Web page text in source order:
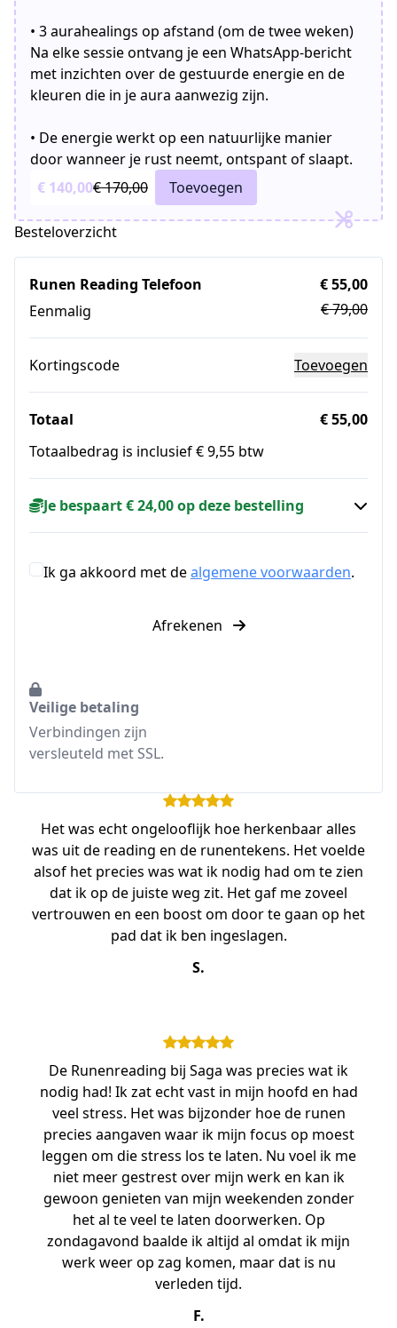
• 3 aurahealings op afstand (om de twee weken)
Na elke sessie ontvang je een WhatsApp-bericht
met inzichten over de gestuurde energie en de
kleuren die in je aura aanwezig zijn.
• De energie werkt op een natuurlijke manier
door wanneer je rust neemt, ontspant of slaapt.
€ 140,00€ 170,00 Toevoegen
Besteloverzicht
Runen Reading Telefoon
Eenmalig
€ 55,00
€ 79,00
Kortingscode Toevoegen
Totaal
€ 55,00
Totaalbedrag is inclusief € 9,55 btw
Je bespaart € 24,00 op deze bestelling
Ik ga akkoord met dealgemene voorwaarden.
Afrekenen
Veilige betaling
Verbindingen zijn
versleuteld met SSL.
Het was echt ongelooflijk hoe herkenbaar alles
was uit de reading en de runentekens. Het voelde
alsof het precies was wat ik nodig had om te zien
dat ik op de juiste weg zit. Het gaf me zoveel
vertrouwen en een boost om door te gaan op het
pad dat ik ben ingeslagen.
S.
De Runenreading bij Saga was precies wat ik
nodig had! Ik zat echt vast in mijn hoofd en had
veel stress. Het was bijzonder hoe de runen
precies aangaven waar ik mijn focus op moest
leggen om die stress los te laten. Nu voel ik me
niet meer gestrest over mijn werk en kan ik
gewoon genieten van mijn weekenden zonder
het al te veel te laten doorwerken. Op
zondagavond baalde ik altijd al omdat ik mijn
werk weer op zag komen, maar dat is nu
verleden tijd.
F.